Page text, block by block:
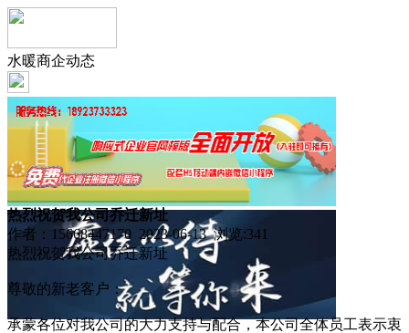
水暖商企动态
热烈祝贺我公司乔迁新址
作者：15668447170 2023-06-13 浏览:341
热烈祝贺我公司乔迁新址
尊敬的新老客户：
承蒙各位对我公司的大力支持与配合，本公司全体员工表示衷